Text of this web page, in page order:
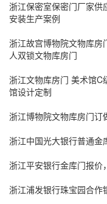
浙江保密室保密门厂家供
安装生产案例
浙江故宫博物院文物库房
人双锁文物库房门
浙江文物库房门 美术馆C
馆设计定制
浙江博物院文物库房门
浙江中国光大银行普通金
浙江平安银行金库门报价
浙江浦发银行珠宝园合作